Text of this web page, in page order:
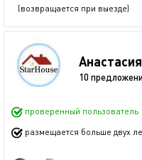
(возвращается при выезде)
10
проверенный пользователь
размещается больше двух